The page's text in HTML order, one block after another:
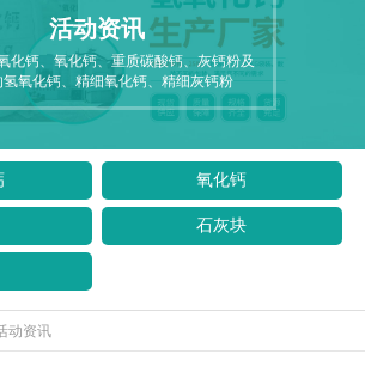
活动资讯
化钙、氧化钙、重质碳酸钙、灰钙粉及
氢氧化钙、精细氧化钙、精细灰钙粉
氧化钙
石灰块
动资讯